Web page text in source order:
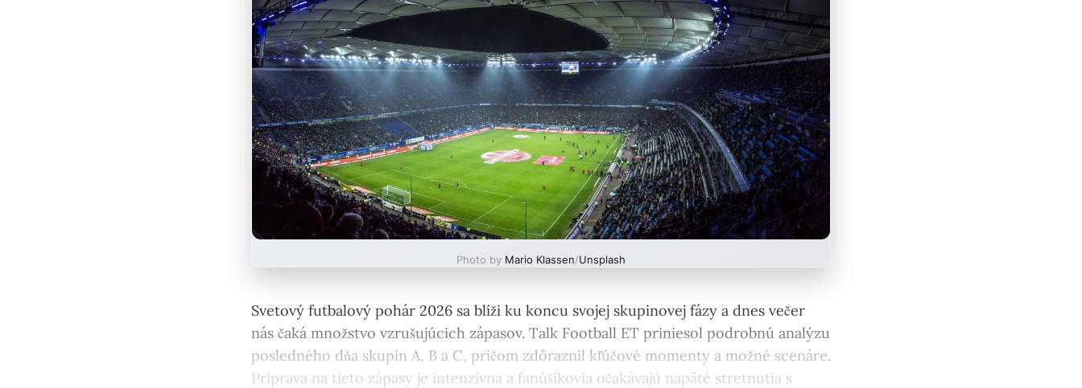
Photo by Mario Klassen/Unsplash
Svetový futbalový pohár 2026 sa blíži ku koncu svojej skupinovej fázy a dnes večer
nás čaká množstvo vzrušujúcich zápasov. Talk Football ET priniesol podrobnú analýzu
posledného dňa skupín A, B a C, pričom zdôraznil kľúčové momenty a možné scenáre.
Príprava na tieto zápasy je intenzívna a fanúšikovia očakávajú napäté stretnutia s